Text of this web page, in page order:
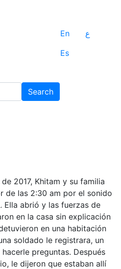
En
ع
Es
Search
2017, Khitam y su familia
de las 2:30 am por el sonido
Ella abrió y las fuerzas de
en la casa sin explicación
en una habitación
soldado le registrara, un
preguntas. Después
le dijeron que estaban allí